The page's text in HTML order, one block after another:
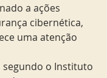
a ações
cibernética,
uma atenção
segundo o Instituto